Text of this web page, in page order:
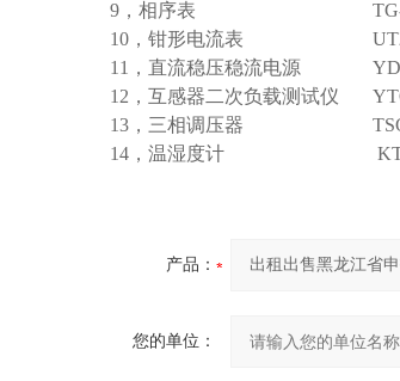
9，相序表 TG-2 1只
10，钳形电流表
11，直流稳压稳流电源
12，互感器二次负载测试仪
13，三相调压器
14，温湿度计
产品：
您的单位：